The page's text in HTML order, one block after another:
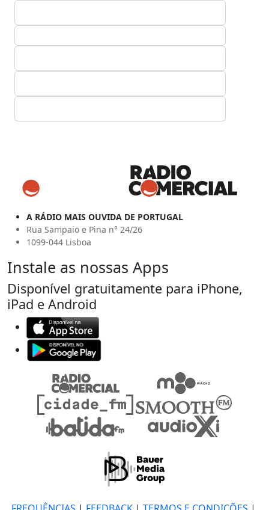
A RÁDIO MAIS OUVIDA DE PORTUGAL
Rua Sampaio e Pina n° 24/26
1099-044 Lisboa
Instale as nossas Apps
Disponível gratuitamente para iPhone,
iPad e Android